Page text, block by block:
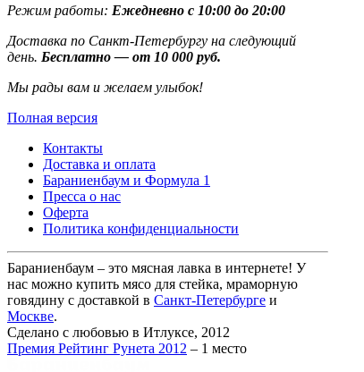
Режим работы: Ежедневно с 10:00 до 20:00
Доставка по Санкт-Петербургу на следующий
день. Бесплатно — от 10 000 руб.
Мы рады вам и желаем улыбок!
Полная версия
Контакты
Доставка и оплата
Бараниенбаум и Формула 1
Пресса о нас
Оферта
Политика конфиденциальности
Бараниенбаум – это мясная лавка в интернете! У
нас можно купить мясо для стейка, мраморную
говядину с доставкой в Санкт-Петербурге и
Москве.
Сделано с любовью в Итлуксе, 2012
Премия Рейтинг Рунета 2012 – 1 место